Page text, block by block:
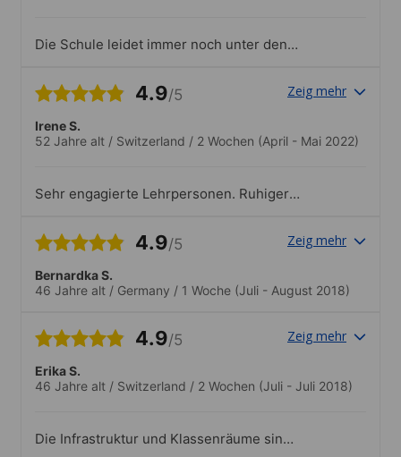
Die Schule leidet immer noch unter den
Standardkursen. In meiner Klasse waren
Wochen-Lektionen gekürzt wurde. Es
wurden deshalb auch keine Ausflüge
4.9/5 Zeig mehr
Irene S.
52 Jahre alt / Switzerland / 2 Wochen (April - Mai 2022)
Sehr engagierte Lehrpersonen. Ruhiger
4.9/5 Zeig mehr
Bernardka S.
46 Jahre alt / Germany / 1 Woche (Juli - August 2018)
4.9/5 Zeig mehr
Erika S.
46 Jahre alt / Switzerland / 2 Wochen (Juli - Juli 2018)
Die Infrastruktur und Klassenräume sind